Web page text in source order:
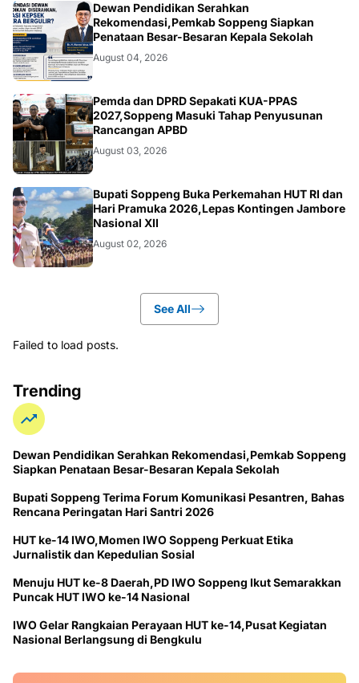
NEWS
Dewan Pendidikan Serahkan
Rekomendasi,Pemkab Soppeng Siapkan
Penataan Besar-Besaran Kepala Sekolah
August 04, 2026
NEWS
Pemda dan DPRD Sepakati KUA-PPAS
2027,Soppeng Masuki Tahap Penyusunan
Rancangan APBD
August 03, 2026
NEWS
Bupati Soppeng Buka Perkemahan HUT RI dan
Hari Pramuka 2026,Lepas Kontingen Jambore
Nasional XII
August 02, 2026
See All
Failed to load posts.
Trending
Dewan Pendidikan Serahkan Rekomendasi,Pemkab Soppeng
Siapkan Penataan Besar-Besaran Kepala Sekolah
Bupati Soppeng Terima Forum Komunikasi Pesantren, Bahas
Rencana Peringatan Hari Santri 2026
HUT ke-14 IWO,Momen IWO Soppeng Perkuat Etika
Jurnalistik dan Kepedulian Sosial
Menuju HUT ke-8 Daerah,PD IWO Soppeng Ikut Semarakkan
Puncak HUT IWO ke-14 Nasional
IWO Gelar Rangkaian Perayaan HUT ke-14,Pusat Kegiatan
Nasional Berlangsung di Bengkulu